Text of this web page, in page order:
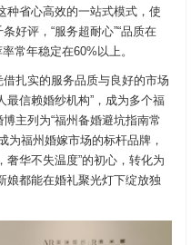
种省心高效的一站式模式，使
好评，“服务超耐心”“品质在
常年稳定在60%以上。
扎实的服务品质与良好的市场
最信赖婚纱机构”，成为多个福
主列为“福州备婚避坑指南常
为福州婚嫁市场的标杆品牌，
奢华不失温度”的初心，转化为
娘都能在婚礼聚光灯下绽放独